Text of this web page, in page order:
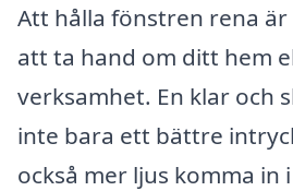
Att hålla fönstren rena
att ta hand om ditt hem
verksamhet. En klar och
inte bara ett bättre
också mer ljus komma in